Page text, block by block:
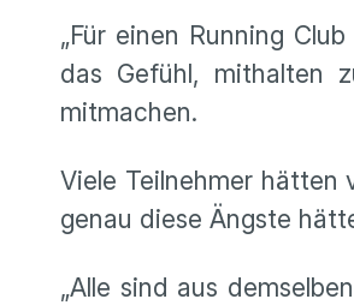
„Für einen Running
das Gefühl, mithalten
mitmachen.
Viele Teilnehmer hätten
genau diese Ängste
„Alle sind aus